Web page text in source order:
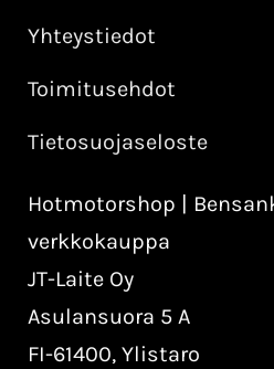
Yhteystiedot
Toimitusehdot
Tietosuojaseloste
Hotmotorshop |
verkkokauppa
JT-Laite Oy
Asulansuora 5 A
FI-61400, Ylistaro